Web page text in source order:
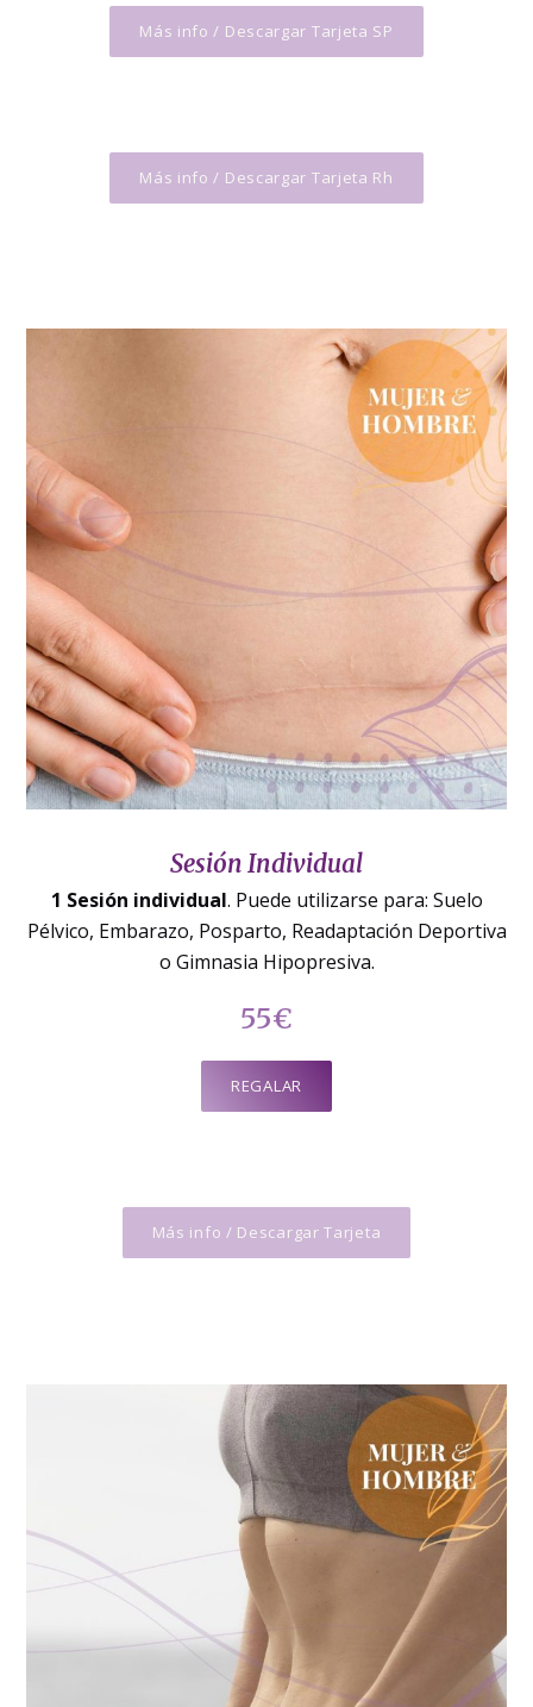
Más info / Descargar Tarjeta SP
Más info / Descargar Tarjeta Rh
Sesión Individual
1 Sesión individual. Puede utilizarse para: Suelo
Pélvico, Embarazo, Posparto, Readaptación Deportiva
o Gimnasia Hipopresiva.
55€
REGALAR
Más info / Descargar Tarjeta